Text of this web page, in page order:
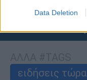
Data Deletion
ειδήσεις τώρα